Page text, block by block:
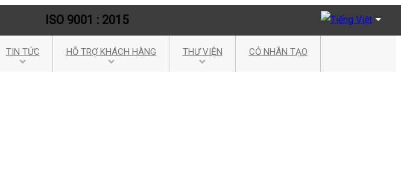
ISO 9001 : 2015
Tiếng Việt
TIN TỨC HỖ TRỢ KHÁCH HÀNG THƯ VIỆN CỎ NHÂN TẠO